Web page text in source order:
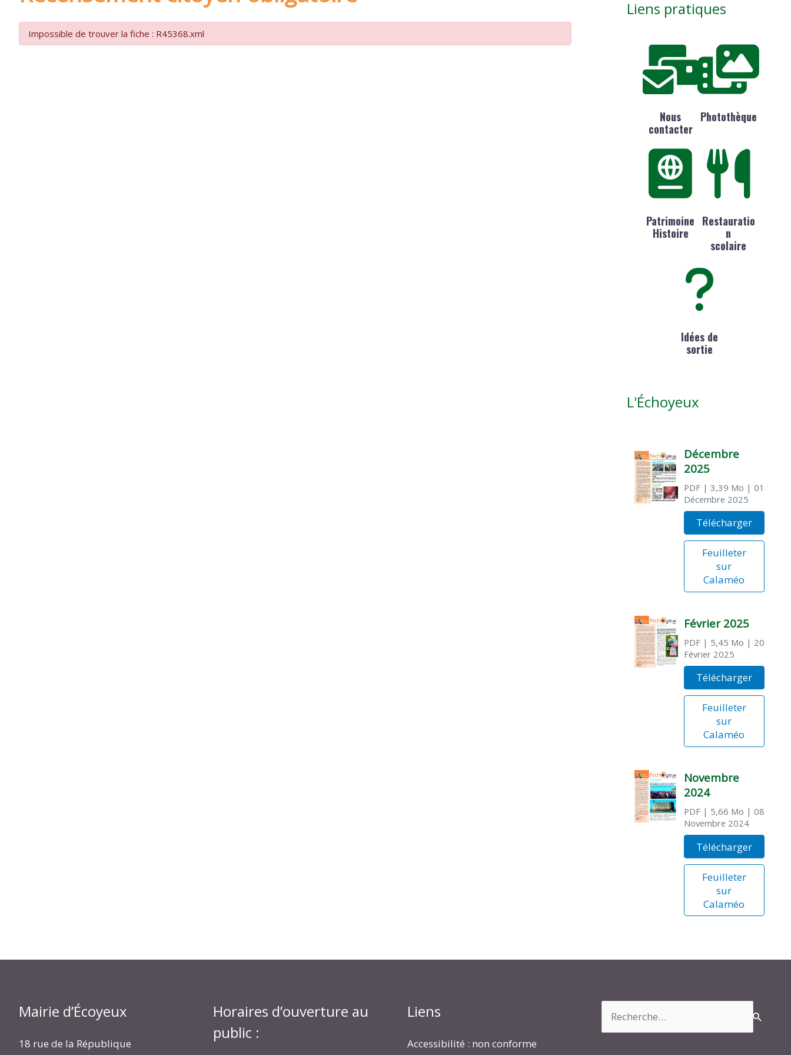
Impossible de trouver la fiche : R45368.xml
Liens pratiques
Nous
contacter
Photothèque
Patrimoine
Histoire
Restauratio
n
scolaire
Idées de
sortie
L'Échoyeux
Décembre
2025
PDF| 3,39 Mo | 01
Décembre 2025
Télécharger
Feuilleter
sur
Calaméo
Février 2025
PDF| 5,45 Mo | 20
Février 2025
Télécharger
Feuilleter
sur
Calaméo
Novembre
2024
PDF| 5,66 Mo | 08
Novembre 2024
Télécharger
Feuilleter
sur
Calaméo
Mairie d’Écoyeux
18 rue de la République
Horaires d’ouverture au
public :
Liens
Accessibilité : non conforme